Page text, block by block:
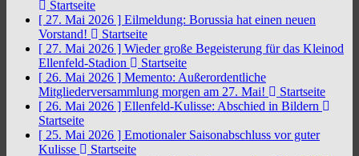
Startseite
[ 27. Mai 2026 ] Eilmeldung: Borussia hat einen neuen
Vorstand!
Startseite
[ 27. Mai 2026 ] Wieder große Begeisterung für das Kleinod
Ellenfeld-Stadion
Startseite
[ 26. Mai 2026 ] Memento: Außerordentliche
Mitgliederversammlung morgen am 27. Mai!
Startseite
[ 26. Mai 2026 ] Ellenfeld-Kulisse: Abschied in Bildern
Startseite
[ 25. Mai 2026 ] Emotionaler Saisonabschluss vor guter
Kulisse
Startseite